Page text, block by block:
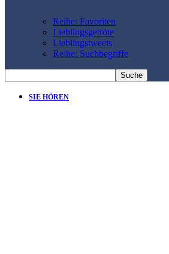
Reihe: Favoriten
Lieblingsgetröte
Lieblingstweets
Reihe: Suchbegriffe
SIE HÖREN